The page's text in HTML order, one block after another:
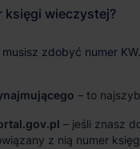
– to
– jeśli znasz
z nią numer